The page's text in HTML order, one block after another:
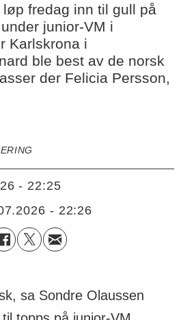
fredag inn til gull på
junior-VM i
Karlskrona i
ble best av de norsk
der Felicia Persson,
- 22:25
- 22:26
sa Sondre Olaussen